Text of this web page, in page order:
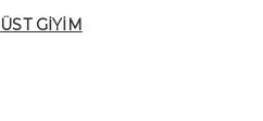
ÜST GIYIM